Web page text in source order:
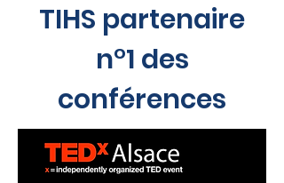
TIHS partenaire
n°1 des
conférences